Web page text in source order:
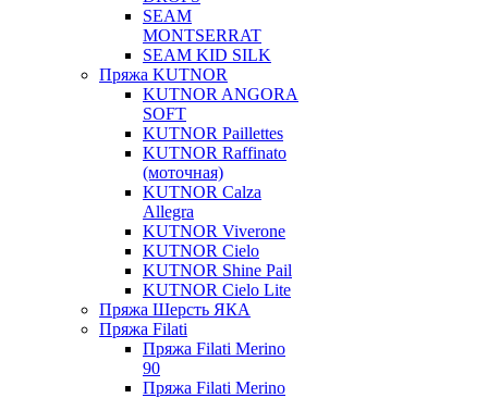
SEAM
MONTSERRAT
SEAM KID SILK
Пряжа KUTNOR
KUTNOR ANGORA
SOFT
KUTNOR Paillettes
KUTNOR Raffinato
(моточная)
KUTNOR Calza
Allegra
KUTNOR Viverone
KUTNOR Cielo
KUTNOR Shine Pail
KUTNOR Cielo Lite
Пряжа Шерсть ЯКА
Пряжа Filati
Пряжа Filati Merino
90
Пряжа Filati Merino